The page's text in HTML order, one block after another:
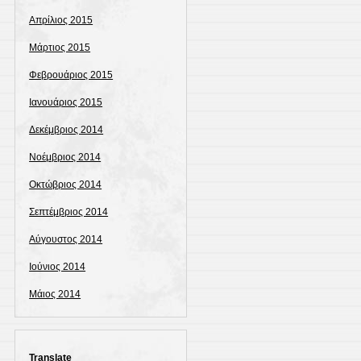
Απρίλιος 2015
Μάρτιος 2015
Φεβρουάριος 2015
Ιανουάριος 2015
Δεκέμβριος 2014
Νοέμβριος 2014
Οκτώβριος 2014
Σεπτέμβριος 2014
Αύγουστος 2014
Ιούνιος 2014
Μάιος 2014
Translate